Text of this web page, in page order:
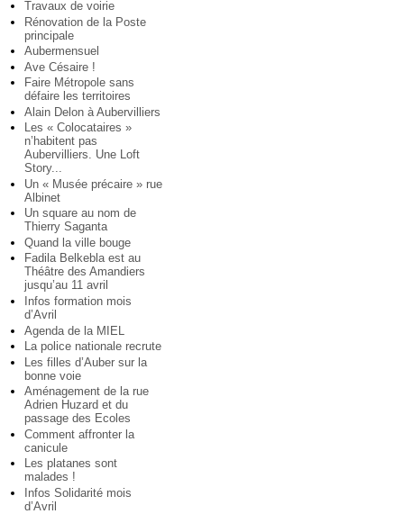
Travaux de voirie
Rénovation de la Poste
principale
Aubermensuel
Ave Césaire !
Faire Métropole sans
défaire les territoires
Alain Delon à Aubervilliers
Les « Colocataires »
n’habitent pas
Aubervilliers. Une Loft
Story...
Un « Musée précaire » rue
Albinet
Un square au nom de
Thierry Saganta
Quand la ville bouge
Fadila Belkebla est au
Théâtre des Amandiers
jusqu’au 11 avril
Infos formation mois
d’Avril
Agenda de la MIEL
La police nationale recrute
Les filles d’Auber sur la
bonne voie
Aménagement de la rue
Adrien Huzard et du
passage des Ecoles
Comment affronter la
canicule
Les platanes sont
malades !
Infos Solidarité mois
d’Avril